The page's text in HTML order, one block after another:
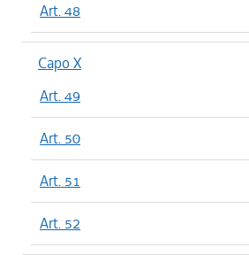
Art. 48
Capo X
Art. 49
Art. 50
Art. 51
Art. 52